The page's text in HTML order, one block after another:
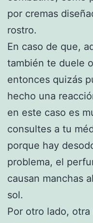
por cremas
rostro.
En caso de que,
también te duele
entonces quizás
hecho una
en este caso es
consultes a tu
porque hay
problema, el
causan manchas
sol.
Por otro lado,